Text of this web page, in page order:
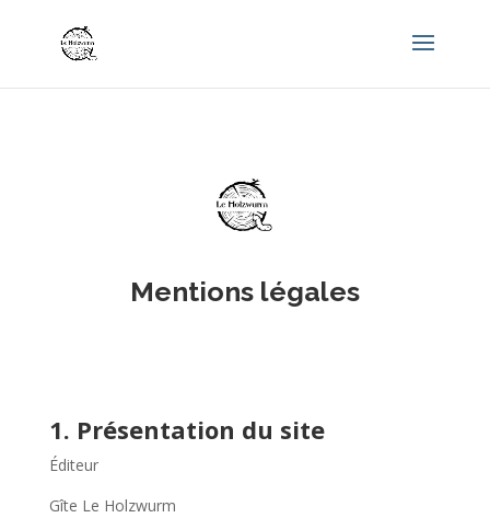
Mentions légales
1. Présentation du site
Éditeur
Gîte Le Holzwurm